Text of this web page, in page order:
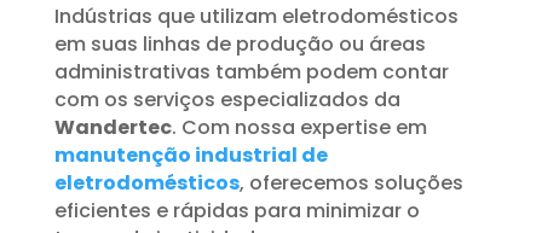
Indústrias que utilizam eletrodomésticos
em suas linhas de produção ou áreas
administrativas também podem contar
com os serviços especializados da
Wandertec. Com nossa expertise em
manutenção industrial de
eletrodomésticos, oferecemos soluções
eficientes e rápidas para minimizar o